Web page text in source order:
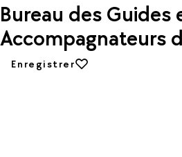
Bureau des Guides
Accompagnateurs
Enregistrer
aux favoris